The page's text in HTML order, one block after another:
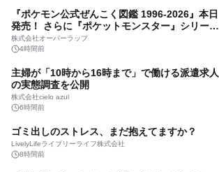
『ポケモン公式ぜんこく図鑑 1996-2026』本日
発売！ さらに『ポケットモンスター』シリーズ
30周年を記念した画集『ポケットモンスター ビ
ジュアルアートブック』の発売決定！ 2026年12
株式会社オーバーラップ
4時間前
主婦が「10時から16時まで」で働ける派遣求人
の実態調査を公開
株式会社cielo azul
6時間前
ゴミ出しのストレス、まだ抱えてますか？
LivelyLifeライブリーライフ株式会社
8時間前